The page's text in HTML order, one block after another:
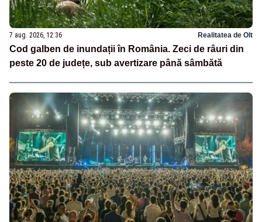
7 aug. 2026, 12:36 Realitatea de Olt
Cod galben de inundații în România. Zeci de râuri din
peste 20 de județe, sub avertizare până sâmbătă